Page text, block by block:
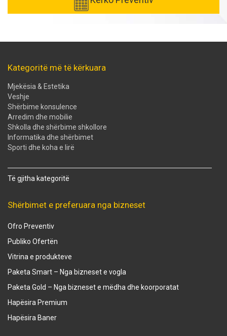
Kategoritë më të kërkuara
Mjekësia & Estetika
Veshje
Shërbime konsulence
Arredim dhe mobilie
Shkolla dhe shërbime shkollore
Informatika dhe shërbimet
Sporti dhe koha e lirë
Të gjitha kategoritë
Shërbimet e preferuara nga bizneset
Ofro Preventiv
Publiko Ofertën
Vitrina e produkteve
Paketa Smart – Nga bizneset e vogla
Paketa Gold – Nga bizneset e mëdha dhe koorporatat
Hapësira Premium
Hapësira Baner